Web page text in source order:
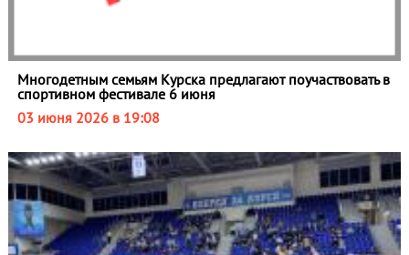
Многодетным семьям Курска предлагают поучаствовать в
спортивном фестивале 6 июня
03 июня 2026 в 19:08